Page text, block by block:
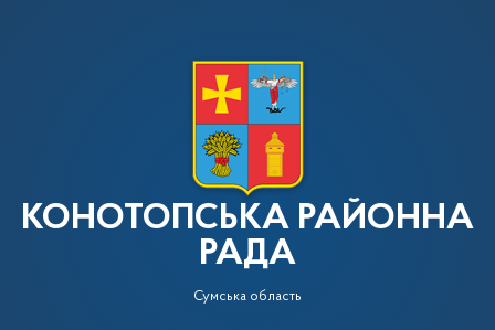
КОНОТОПСЬКА РАЙОННА
РАДА
Сумська область